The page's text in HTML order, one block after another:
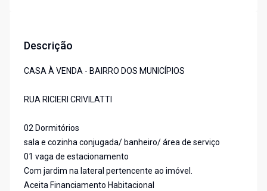
Descrição
CASA À VENDA - BAIRRO DOS MUNICÍPIOS
RUA RICIERI CRIVILATTI
02 Dormitórios
sala e cozinha conjugada/ banheiro/ área de serviço
01 vaga de estacionamento
Com jardim na lateral pertencente ao imóvel.
Aceita Financiamento Habitacional